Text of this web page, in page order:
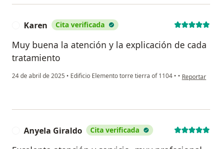
Karen Cita verificada
Muy buena la atención y la explicación de cada
tratamiento
24 de abril de 2025 • Edificio Elemento torre tierra of 1104 • • en opinión
Reportar
Anyela Giraldo Cita verificada